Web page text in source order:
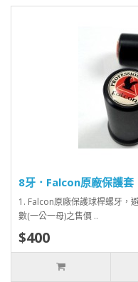
8牙．Falcon原廠保護套
1. Falcon原廠保護球桿螺牙，
數(一公一母)之售價 ..
$400